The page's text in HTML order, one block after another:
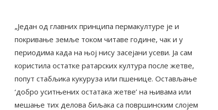
„Један од главних принципа пермакултуре је и
покривање земље током читаве године, чак и у
периодима када на њој нису засејани усеви. Ја сам
користила остатке ратарских култура после жетве,
попут стабљика кукуруза или пшенице. Остављање
‘добро уситњених остатака жетве’ на њивама или
мешање тих делова биљака са површинским слојем